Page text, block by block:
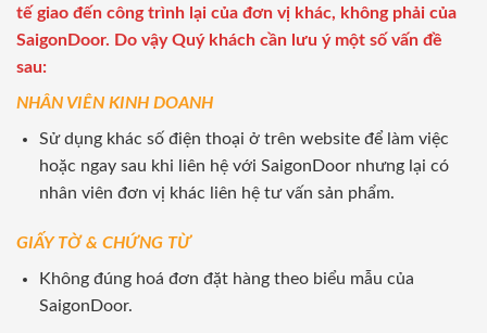
tế giao đến công trình lại của đơn vị khác, không phải của
SaigonDoor. Do vậy Quý khách cần lưu ý một số vấn đề
sau:
NHÂN VIÊN KINH DOANH
Sử dụng khác số điện thoại ở trên website để làm việc
hoặc ngay sau khi liên hệ với SaigonDoor nhưng lại có
nhân viên đơn vị khác liên hệ tư vấn sản phẩm.
GIẤY TỜ & CHỨNG TỪ
Không đúng hoá đơn đặt hàng theo biểu mẫu của
SaigonDoor.